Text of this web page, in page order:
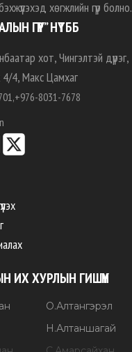
хөгжлийн гүүр болно.
ГҮҮР” НҮТББ
хот, Чингэлтэй дүүрэг,
4, Макс Цамхаг
+976-8031-7678
ИХ ХУРЛЫН ГИШҮҮН
О.Алтангэрэл
Н.Алтаншагай